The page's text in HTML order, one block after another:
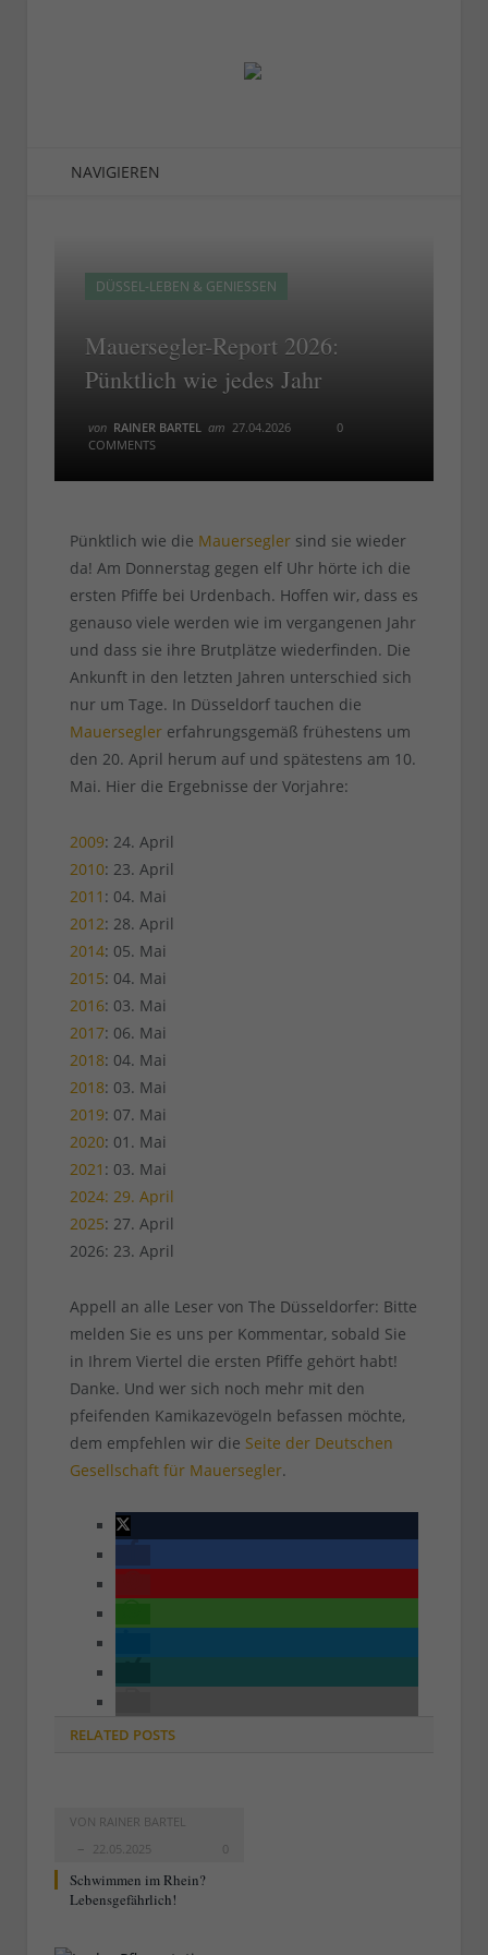
NAVIGIEREN
DÜSSEL-LEBEN & GENIESSEN
Mauersegler-Report 2026:
Pünktlich wie jedes Jahr
von RAINER BARTEL am 27.04.2026
0
COMMENTS
Pünktlich wie die Mauerseglersind sie wieder
da! Am Donnerstag gegen elf Uhr hörte ich die
ersten Pfiffe bei Urdenbach. Hoffen wir, dass es
genauso viele werden wie im vergangenen Jahr
und dass sie ihre Brutplätze wiederfinden. Die
Ankunft in den letzten Jahren unterschied sich
nur um Tage. In Düsseldorf tauchen die
Mauerseglererfahrungsgemäß frühestens um
den 20. April herum auf und spätestens am 10.
Mai. Hier die Ergebnisse der Vorjahre:
2009: 24. April
2010: 23. April
2011 : 04. Mai
2012: 28. April
2014: 05. Mai
2015: 04. Mai
2016: 03. Mai
2017: 06. Mai
2018: 04. Mai
2018: 03. Mai
2019: 07. Mai
2020: 01. Mai
2021 : 03. Mai
2024: 29. April
2025: 27. April
2026: 23. April
Appell an alle Leser von The Düsseldorfer: Bitte
melden Sie es uns per Kommentar, sobald Sie
in Ihrem Viertel die ersten Pfiffe gehört habt!
Danke. Und wer sich noch mehr mit den
pfeifenden Kamikazevögeln befassen möchte,
dem empfehlen wir die Seite der Deutschen
Gesellschaft für Mauersegler.
RELATED POSTS
VON RAINER BARTEL
22.05.2025
0
Schwimmen im Rhein?
Lebensgefährlich!